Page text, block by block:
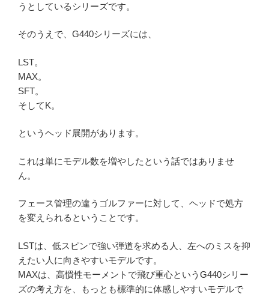
うとしているシリーズです。
そのうえで、G440シリーズには、
LST。
MAX。
SFT。
そしてK。
というヘッド展開があります。
これは単にモデル数を増やしたという話ではありませ
ん。
フェース管理の違うゴルファーに対して、ヘッドで処方
を変えられるということです。
LSTは、低スピンで強い弾道を求める人、左へのミスを抑
えたい人に向きやすいモデルです。
MAXは、高慣性モーメントで飛び重心というG440シリー
ズの考え方を、もっとも標準的に体感しやすいモデルで